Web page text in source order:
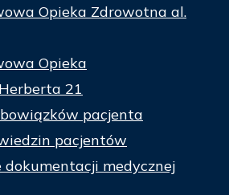
Opieka Zdrowotna al.
Opieka
21
pacjenta
pacjentów
medycznej